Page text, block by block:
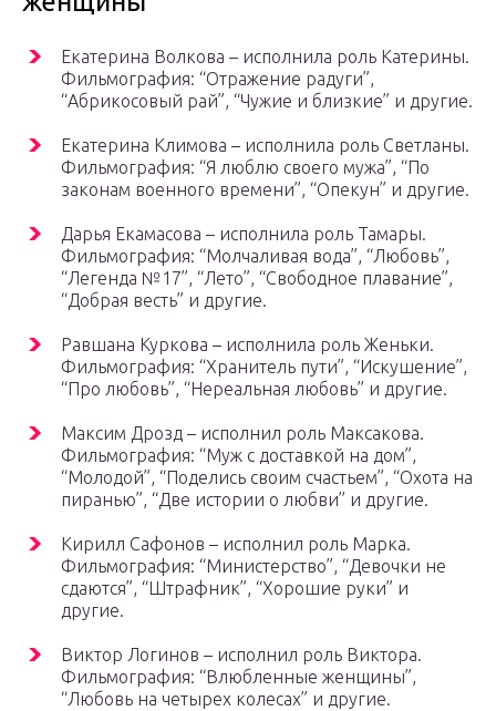
Екатерина Волкова – исполнила роль Катерины.
Фильмография: “Отражение радуги”,
“Абрикосовый рай”, “Чужие и близкие” и другие.
Екатерина Климова – исполнила роль Светланы.
Фильмография: “Я люблю своего мужа”, “По
законам военного времени”, “Опекун” и другие.
Дарья Екамасова – исполнила роль Тамары.
Фильмография: “Молчаливая вода”, “Любовь”,
“Легенда №17”, “Лето”, “Свободное плавание”,
“Добрая весть” и другие.
Равшана Куркова – исполнила роль Женьки.
Фильмография: “Хранитель пути”, “Искушение”,
“Про любовь”, “Нереальная любовь” и другие.
Максим Дрозд – исполнил роль Максакова.
Фильмография: “Муж с доставкой на дом”,
“Молодой”, “Поделись своим счастьем”, “Охота на
пиранью”, “Две истории о любви” и другие.
Кирилл Сафонов – исполнил роль Марка.
Фильмография: “Министерство”, “Девочки не
сдаются”, “Штрафник”, “Хорошие руки” и
другие.
Виктор Логинов – исполнил роль Виктора.
Фильмография: “Влюбленные женщины”,
“Любовь на четырех колесах” и другие.